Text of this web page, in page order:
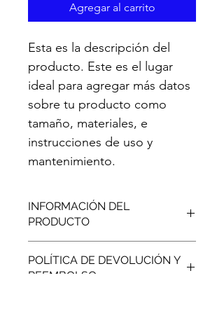
Agregar al carrito
Esta es la descripción del
producto. Este es el lugar
ideal para agregar más datos
sobre tu producto como
tamaño, materiales, e
instrucciones de uso y
mantenimiento.
INFORMACIÓN DEL
PRODUCTO
producto. Es el lugar ideal para
agregar más información sobre tu
POLÍTICA DE DEVOLUCIÓN Y
REEMBOLSO